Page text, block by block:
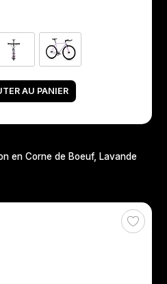
AU PANIER
en Corne de Boeuf, Lavande